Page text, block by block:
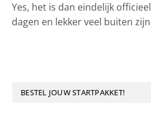
Yes, het is dan eindelijk
dagen en lekker veel buiten
BESTEL JOUW STARTPAKKET!